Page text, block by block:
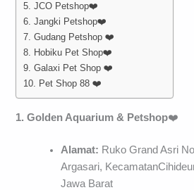
5. JCO Petshop❤️
6. Jangki Petshop❤️
7. Gudang Petshop ❤️
8. Hobiku Pet Shop❤️
9. Galaxi Pet Shop ❤️
10. Pet Shop 88 ❤️
1. Golden Aquarium & Petshop❤️
Alamat: Ruko Grand Asri
Argasari,
Jawa Barat